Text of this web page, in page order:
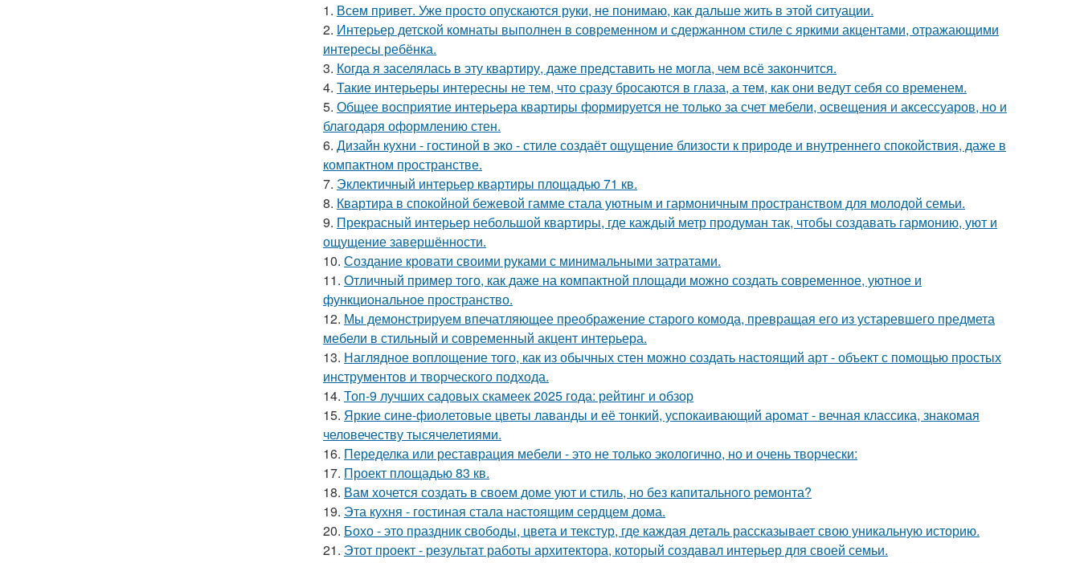
1. Всем привет. Уже просто опускаются руки, не понимаю, как дальше жить в этой ситуации.
2. Интерьер детской комнаты выполнен в современном и сдержанном стиле с яркими акцентами, отражающими
интересы ребёнка.
3. Когда я заселялась в эту квартиру, даже представить не могла, чем всё закончится.
4. Такие интерьеры интересны не тем, что сразу бросаются в глаза, а тем, как они ведут себя со временем.
5. Общее восприятие интерьера квартиры формируется не только за счет мебели, освещения и аксессуаров, но и
благодаря оформлению стен.
6. Дизайн кухни - гостиной в эко - стиле создаёт ощущение близости к природе и внутреннего спокойствия, даже в
компактном пространстве.
7. Эклектичный интерьер квартиры площадью 71 кв.
8. Квартира в спокойной бежевой гамме стала уютным и гармоничным пространством для молодой семьи.
9. Прекрасный интерьер небольшой квартиры, где каждый метр продуман так, чтобы создавать гармонию, уют и
ощущение завершённости.
10. Создание кровати своими руками с минимальными затратами.
11. Отличный пример того, как даже на компактной площади можно создать современное, уютное и
функциональное пространство.
12. Мы демонстрируем впечатляющее преображение старого комода, превращая его из устаревшего предмета
мебели в стильный и современный акцент интерьера.
13. Наглядное воплощение того, как из обычных стен можно создать настоящий арт - объект с помощью простых
инструментов и творческого подхода.
14. Топ-9 лучших садовых скамеек 2025 года: рейтинг и обзор
15. Яркие сине-фиолетовые цветы лаванды и её тонкий, успокаивающий аромат - вечная классика, знакомая
человечеству тысячелетиями.
16. Переделка или реставрация мебели - это не только экологично, но и очень творчески:
17. Проект площадью 83 кв.
18. Вам хочется создать в своем доме уют и стиль, но без капитального ремонта?
19. Эта кухня - гостиная стала настоящим сердцем дома.
20. Бохо - это праздник свободы, цвета и текстур, где каждая деталь рассказывает свою уникальную историю.
21. Этот проект - результат работы архитектора, который создавал интерьер для своей семьи.